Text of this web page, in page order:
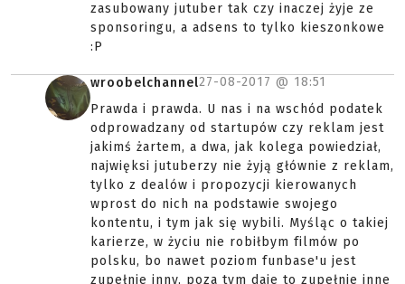
zasubowany jutuber tak czy inaczej żyje ze
sponsoringu, a adsens to tylko kieszonkowe
:P
wroobelchannel27-08-2017 @ 18:51
Prawda i prawda. U nas i na wschód podatek
odprowadzany od startupów czy reklam jest
jakimś żartem, a dwa, jak kolega powiedział,
najwięksi jutuberzy nie żyją głównie z reklam,
tylko z dealów i propozycji kierowanych
wprost do nich na podstawie swojego
kontentu, i tym jak się wybili. Myśląc o takiej
karierze, w życiu nie robiłbym filmów po
polsku, bo nawet poziom funbase'u jest
zupełnie inny, poza tym daje to zupełnie inne